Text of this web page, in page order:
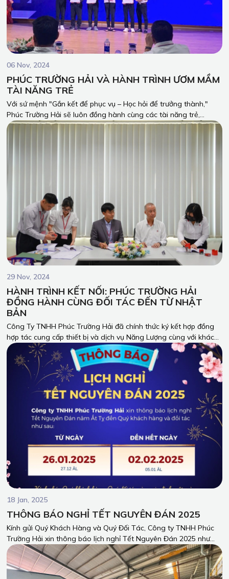
06 Nov, 2024
PHÚC TRƯỜNG HẢI VÀ HÀNH TRÌNH ƯƠM MẦM
TÀI NĂNG TRẺ
Với sứ mệnh "Gắn kết để phục vụ – Học hỏi để trưởng thành,"
Phúc Trường Hải sẽ luôn đồng hành cùng các tài năng trẻ,
chung tay biến những ước mơ thành hiện thực.
29 Nov, 2024
HÀNH TRÌNH KẾT NỐI: PHÚC TRƯỜNG HẢI
ĐỒNG HÀNH CÙNG ĐỐI TÁC ĐẾN TỪ NHẬT
BẢN
Công Ty TNHH Phúc Trường Hải đã chính thức ký kết hợp đồng
hợp tác cung cấp thiết bị và dịch vụ Năng Lượng cùng với khách
hàng đến từ Nhật Bản. Sự kiện này đánh dấu một bước tiến mới
trong hành trình phát triển của chúng tôi, mở ra cơ hội kết nối
bền chặt giữa hai nền văn hóa.
18 Jan, 2025
THÔNG BÁO NGHỈ TẾT NGUYÊN ĐÁN 2025
Kính gửi Quý Khách Hàng và Quý Đối Tác, Công ty TNHH Phúc
Trường Hải xin thông báo lịch nghỉ Tết Nguyên Đán 2025 như
sau: